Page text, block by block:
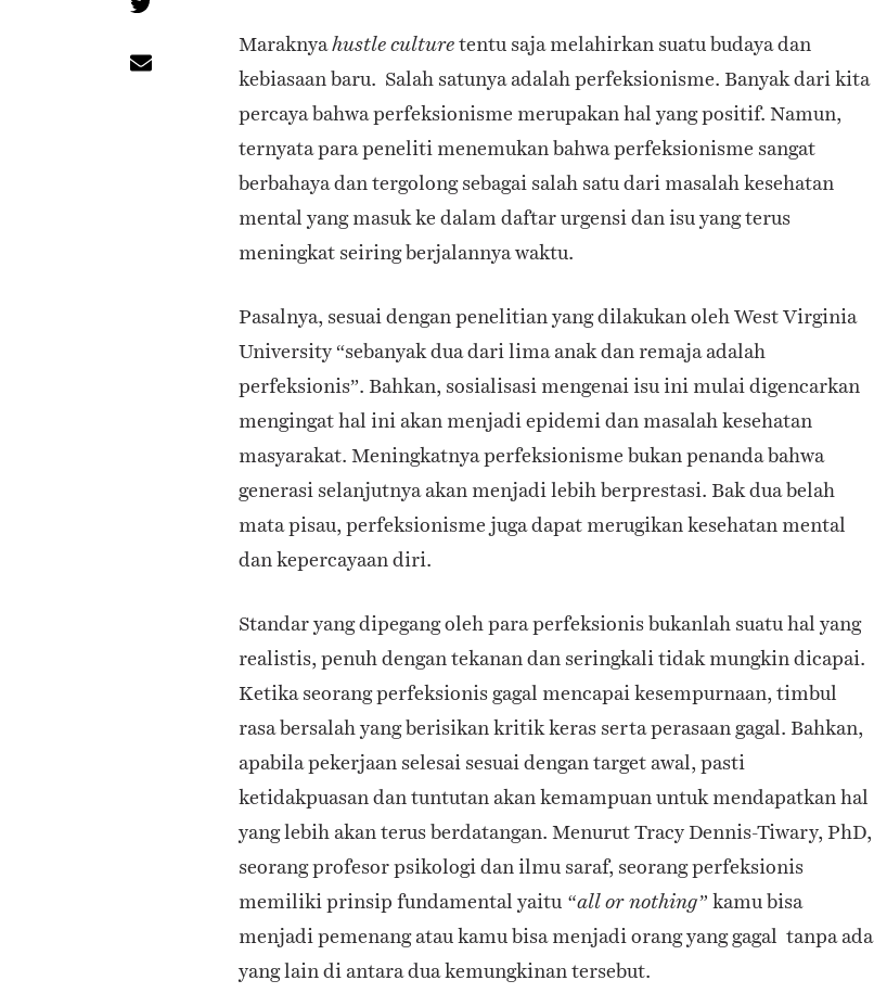
Maraknyahustle culturetentu saja melahirkan suatu budaya dan
kebiasaan baru. Salah satunya adalah perfeksionisme. Banyak dari kita
percaya bahwa perfeksionisme merupakan hal yang positif. Namun,
ternyata para peneliti menemukan bahwa perfeksionisme sangat
berbahaya dan tergolong sebagai salah satu dari masalah kesehatan
mental yang masuk ke dalam daftar urgensi dan isu yang terus
meningkat seiring berjalannya waktu.
Pasalnya, sesuai dengan penelitian yang dilakukan oleh West Virginia
University “sebanyak dua dari lima anak dan remaja adalah
perfeksionis”. Bahkan, sosialisasi mengenai isu ini mulai digencarkan
mengingat hal ini akan menjadi epidemi dan masalah kesehatan
masyarakat. Meningkatnya perfeksionisme bukan penanda bahwa
generasi selanjutnya akan menjadi lebih berprestasi. Bak dua belah
mata pisau, perfeksionisme juga dapat merugikan kesehatan mental
dan kepercayaan diri.
Standar yang dipegang oleh para perfeksionis bukanlah suatu hal yang
realistis, penuh dengan tekanan dan seringkali tidak mungkin dicapai.
Ketika seorang perfeksionis gagal mencapai kesempurnaan, timbul
rasa bersalah yang berisikan kritik keras serta perasaan gagal. Bahkan,
apabila pekerjaan selesai sesuai dengan target awal, pasti
ketidakpuasan dan tuntutan akan kemampuan untuk mendapatkan hal
yang lebih akan terus berdatangan. Menurut Tracy Dennis-Tiwary, PhD,
seorang profesor psikologi dan ilmu saraf, seorang perfeksionis
memiliki prinsip fundamental yaitu “all or nothing” kamu bisa
menjadi pemenang atau kamu bisa menjadi orang yang gagal tanpa ada
yang lain di antara dua kemungkinan tersebut.